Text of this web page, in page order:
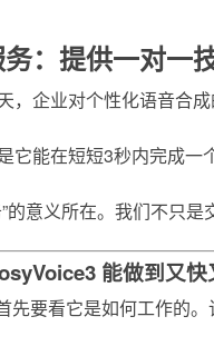
：提供一对一
，企业对个性化语音合
它能在短短3秒内完成一
的意义所在。我们不只
能做到又快
先要看它是如何工作的